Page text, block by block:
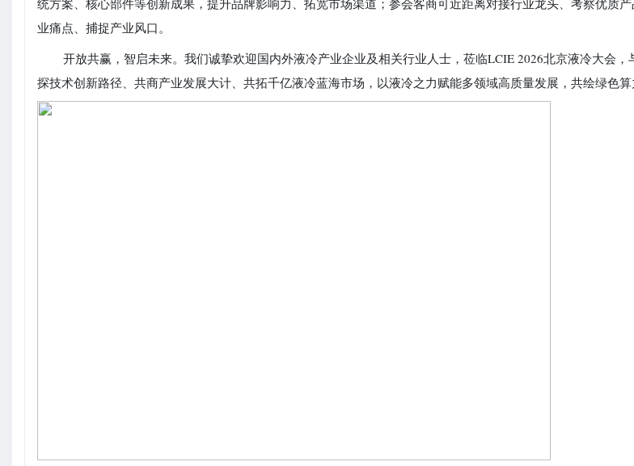
业痛点、捕捉产业风口。
开放共赢，智启未来。我们诚挚欢迎国内外液冷产业企业及相关行业人士，莅临LCIE 2026北京液冷大会
探技术创新路径、共商产业发展大计、共拓千亿液冷蓝海市场，以液冷之力赋能多领域高质量发展，共绘绿色算